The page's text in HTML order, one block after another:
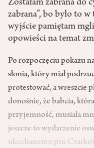
Zostałam zabrana do
zabrana”, bo było to
wyjście pamiętam
opowieści na temat
Po rozpoczęciu pokazu
słonia, który miał
protestować, a wreszcie
donośnie, że babcia,
przyjemność, musiała
jeszcze to wydarzenie
ukochanemu psu